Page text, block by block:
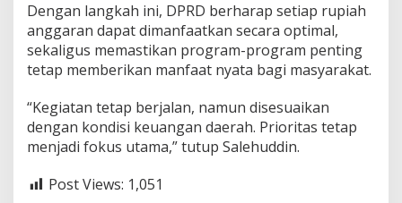
m
P
o
i
t
a
Dengan langkah ini, DPRD berharap setiap rupiah
anggaran dapat dimanfaatkan secara optimal,
sekaligus memastikan program-program penting
tetap memberikan manfaat nyata bagi masyarakat.
“Kegiatan tetap berjalan, namun disesuaikan
dengan kondisi keuangan daerah. Prioritas tetap
menjadi fokus utama,” tutup Salehuddin.
Post Views: 1,051